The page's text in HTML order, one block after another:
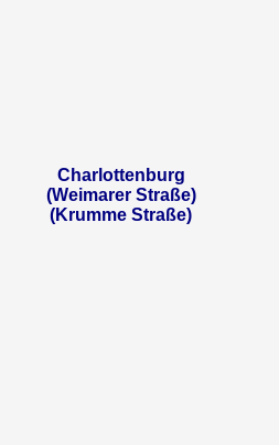
Charlottenburg
(Weimarer Straße)
(Krumme Straße)